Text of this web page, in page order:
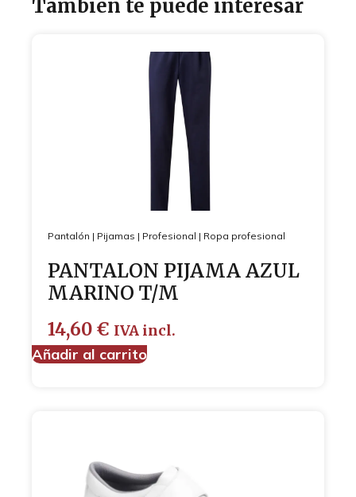
También te puede interesar
Pantalón | Pijamas | Profesional | Ropa profesional
PANTALON PIJAMA AZUL
MARINO T/M
14,60 € IVA incl.
Añadir al carrito